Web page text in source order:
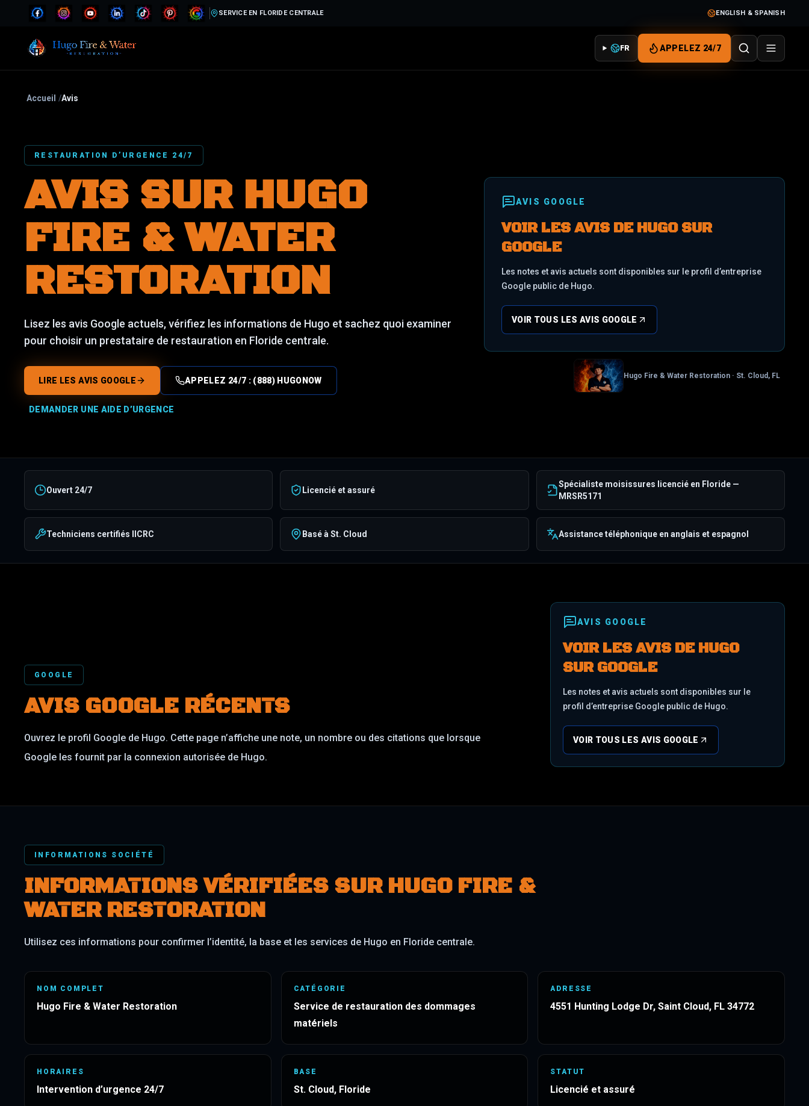
SERVICE EN FLORIDE CENTRALE ENGLISH & SPANISH
FR APPELEZ 24/7
Accueil /Avis
RESTAURATION D’URGENCE 24/7
AVIS SUR HUGO
FIRE & WATER
RESTORATION
Lisez les avis Google actuels, vérifiez les informations de Hugo et sachez quoi examiner
pour choisir un prestataire de restauration en Floride centrale.
LIRE LES AVIS GOOGLE APPELEZ 24/7 : (888) HUGONOW
DEMANDER UNE AIDE D’URGENCE
AVIS GOOGLE
VOIR LES AVIS DE HUGO SUR
GOOGLE
Les notes et avis actuels sont disponibles sur le profil d’entreprise
Google public de Hugo.
VOIR TOUS LES AVIS GOOGLE
Hugo Fire & Water Restoration · St. Cloud, FL
Ouvert 24/7 Licencié et assuré
Spécialiste moisissures licencié en Floride —
MRSR5171
Techniciens certifiés IICRC Basé à St. Cloud Assistance téléphonique en anglais et espagnol
GOOGLE
AVIS GOOGLE RÉCENTS
Ouvrez le profil Google de Hugo. Cette page n’affiche une note, un nombre ou des citations que lorsque
Google les fournit par la connexion autorisée de Hugo.
AVIS GOOGLE
VOIR LES AVIS DE HUGO
SUR GOOGLE
Les notes et avis actuels sont disponibles sur le
profil d’entreprise Google public de Hugo.
VOIR TOUS LES AVIS GOOGLE
INFORMATIONS SOCIÉTÉ
INFORMATIONS VÉRIFIÉES SUR HUGO FIRE &
WATER RESTORATION
Utilisez ces informations pour confirmer l’identité, la base et les services de Hugo en Floride centrale.
NOM COMPLET
Hugo Fire & Water Restoration
CATÉGORIE
Service de restauration des dommages
matériels
ADRESSE
4551 Hunting Lodge Dr, Saint Cloud, FL 34772
HORAIRES
Intervention d’urgence 24/7
BASE
St. Cloud, Floride
STATUT
Licencié et assuré